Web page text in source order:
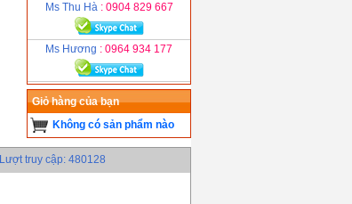
Ms Thu Hà : 0904 829 667
Ms Hương : 0964 934 177
Giỏ hàng của bạn
Không có sản phẩm nào
Lượt truy cập: 480128